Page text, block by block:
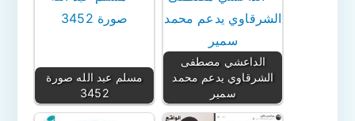
مسلم عبد الله صورة
3452
الداعشي مصطفى
الشرقاوي يدعم محمد
سمير